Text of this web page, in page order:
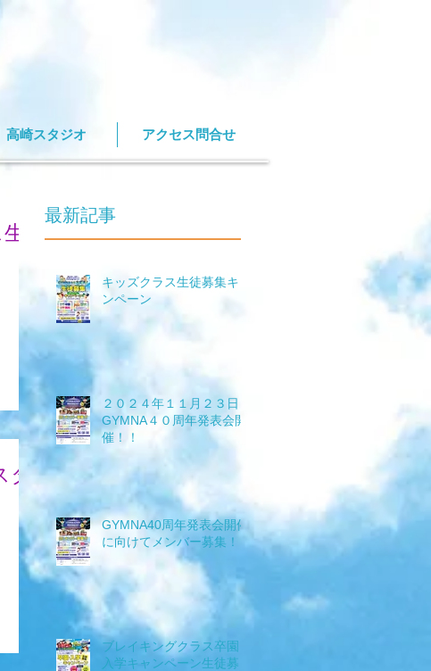
高崎スタジオ アクセス問合せ
タ
最新記事
キッズクラス生徒募集キャ
ンペーン
２０２４年１１月２３日
GYMNA４０周年発表会開
催！！
GYMNA40周年発表会開催
に向けてメンバー募集！！
ブレイキングクラス卒園・
入学キャンペーン生徒募